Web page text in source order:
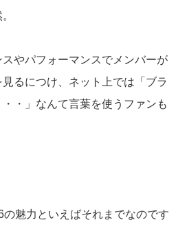
やパフォーマンスでメンバーが
るにつけ、ネット上では「ブラ
・」なんて言葉を使うファンも
の魅力といえばそれまでなのです